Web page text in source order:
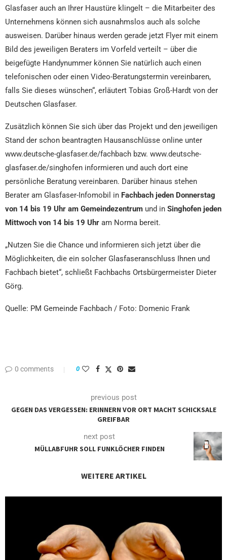
Glasfaser auch an Ihrer Haustüre klingelt – die Mitarbeiter des
Unternehmens können sich ausnahmslos auch als solche
ausweisen. Darüber hinaus werden gerade jetzt Flyer mit einem
Bild des jeweiligen Beraters im Vorfeld verteilt – über die
beigefügte Handynummer können Sie natürlich auch einen
telefonischen oder einen Video-Beratungstermin vereinbaren,
falls Sie dieses wünschen“, erläutert Tobias Groß-Hardt von der
Deutschen Glasfaser.
Zusätzlich können Sie sich über das Projekt und den jeweiligen
Stand der schon beantragten Hausanschlüsse online unter
www.deutsche-glasfaser.de/fachbach bzw. www.deutsche-
glasfaser.de/singhofen informieren und auch dort eine
persönliche Beratung vereinbaren. Darüber hinaus stehen
Berater am Glasfaser-Infomobil in Fachbach jeden Donnerstag
von 14 bis 19 Uhr am Gemeindezentrum und in Singhofen jeden
Mittwoch von 14 bis 19 Uhr am Norma bereit.
„Nutzen Sie die Chance und informieren sich jetzt über die
Möglichkeiten, die ein solcher Glasfaseranschluss Ihnen und
Fachbach bietet“, schließt Fachbachs Ortsbürgermeister Dieter
Görg.
Quelle: PM Gemeinde Fachbach / Foto: Domenic Frank
0 comments 0
previous post
GEGEN DAS VERGESSEN: ERINNERN VOR ORT MACHT SCHICKSALE
GREIFBAR
next post
MÜLLABFUHR SOLL FUNKLÖCHER FINDEN
WEITERE ARTIKEL